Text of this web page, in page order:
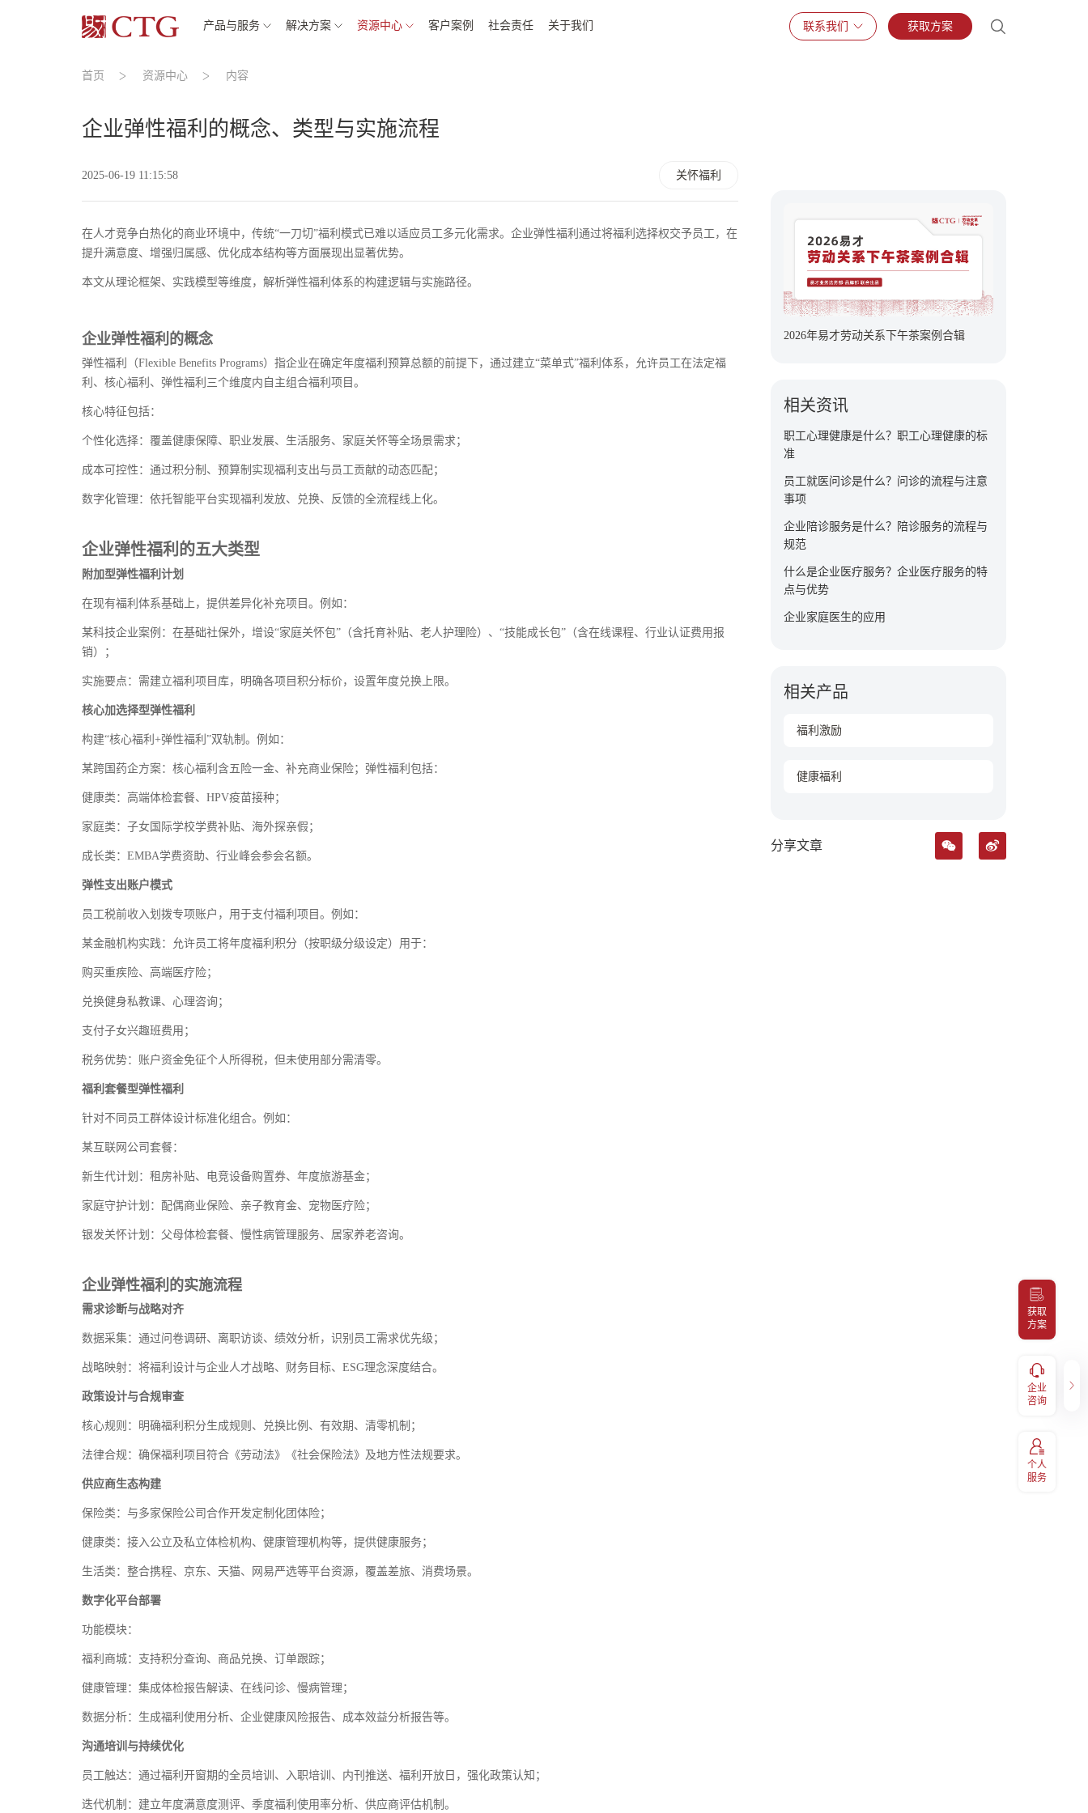
产品与服务 解决方案 资源中心 客户案例 社会责任 关于我们 联系我们 获取方案
首页 资源中心 内容
企业弹性福利的概念、类型与实施流程
2025-06-19 11:15:58 关怀福利
在人才竞争白热化的商业环境中，传统“一刀切”福利模式已难以适应员工多元化需求。企业弹性福利通过将福利选择权交予员工，在
提升满意度、增强归属感、优化成本结构等方面展现出显著优势。
本文从理论框架、实践模型等维度，解析弹性福利体系的构建逻辑与实施路径。
企业弹性福利的概念
弹性福利（Flexible Benefits Programs）指企业在确定年度福利预算总额的前提下，通过建立“菜单式”福利体系，允许员工在法定福
利、核心福利、弹性福利三个维度内自主组合福利项目。
核心特征包括：
个性化选择：覆盖健康保障、职业发展、生活服务、家庭关怀等全场景需求；
成本可控性：通过积分制、预算制实现福利支出与员工贡献的动态匹配；
数字化管理：依托智能平台实现福利发放、兑换、反馈的全流程线上化。
企业弹性福利的五大类型
附加型弹性福利计划
在现有福利体系基础上，提供差异化补充项目。例如：
某科技企业案例：在基础社保外，增设“家庭关怀包”（含托育补贴、老人护理险）、“技能成长包”（含在线课程、行业认证费用报
销）；
实施要点：需建立福利项目库，明确各项目积分标价，设置年度兑换上限。
核心加选择型弹性福利
构建“核心福利+弹性福利”双轨制。例如：
某跨国药企方案：核心福利含五险一金、补充商业保险；弹性福利包括：
健康类：高端体检套餐、HPV疫苗接种；
家庭类：子女国际学校学费补贴、海外探亲假；
成长类：EMBA学费资助、行业峰会参会名额。
弹性支出账户模式
员工税前收入划拨专项账户，用于支付福利项目。例如：
某金融机构实践：允许员工将年度福利积分（按职级分级设定）用于：
购买重疾险、高端医疗险；
兑换健身私教课、心理咨询；
支付子女兴趣班费用；
税务优势：账户资金免征个人所得税，但未使用部分需清零。
福利套餐型弹性福利
针对不同员工群体设计标准化组合。例如：
某互联网公司套餐：
新生代计划：租房补贴、电竞设备购置券、年度旅游基金；
家庭守护计划：配偶商业保险、亲子教育金、宠物医疗险；
银发关怀计划：父母体检套餐、慢性病管理服务、居家养老咨询。
企业弹性福利的实施流程
需求诊断与战略对齐
数据采集：通过问卷调研、离职访谈、绩效分析，识别员工需求优先级；
战略映射：将福利设计与企业人才战略、财务目标、ESG理念深度结合。
政策设计与合规审查
核心规则：明确福利积分生成规则、兑换比例、有效期、清零机制；
法律合规：确保福利项目符合《劳动法》《社会保险法》及地方性法规要求。
供应商生态构建
保险类：与多家保险公司合作开发定制化团体险；
健康类：接入公立及私立体检机构、健康管理机构等，提供健康服务；
生活类：整合携程、京东、天猫、网易严选等平台资源，覆盖差旅、消费场景。
数字化平台部署
功能模块：
福利商城：支持积分查询、商品兑换、订单跟踪；
健康管理：集成体检报告解读、在线问诊、慢病管理；
数据分析：生成福利使用分析、企业健康风险报告、成本效益分析报告等。
沟通培训与持续优化
员工触达：通过福利开窗期的全员培训、入职培训、内刊推送、福利开放日，强化政策认知；
迭代机制：建立年度满意度测评、季度福利使用率分析、供应商评估机制。
2026年易才劳动关系下午茶案例合辑
相关资讯
职工心理健康是什么？职工心理健康的标
准
员工就医问诊是什么？问诊的流程与注意
事项
企业陪诊服务是什么？陪诊服务的流程与
规范
什么是企业医疗服务？企业医疗服务的特
点与优势
企业家庭医生的应用
相关产品
福利激励
健康福利
分享文章
获取
方案
企业
咨询
个人
服务